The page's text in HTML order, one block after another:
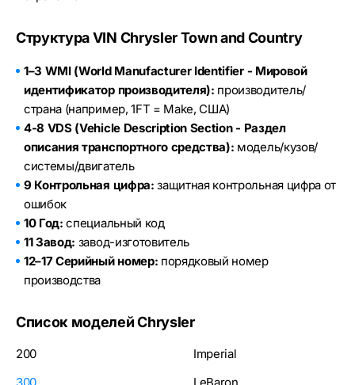
Структура VIN Chrysler Town and Country
1–3 WMI (World Manufacturer Identifier - Мировой
идентификатор производителя): производитель/
страна (например, 1FT = Make, США)
4-8 VDS (Vehicle Description Section - Раздел
описания транспортного средства): модель/кузов/
системы/двигатель
9 Контрольная цифра: защитная контрольная цифра от
ошибок
10 Год: специальный код
11 Завод: завод-изготовитель
12–17 Серийный номер: порядковый номер
производства
Список моделей Chrysler
200
Imperial